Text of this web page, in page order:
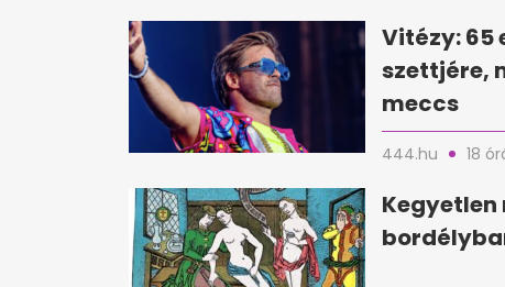
Vitézy: 65
szettjére,
meccs
444.hu 18
Kegyetlen